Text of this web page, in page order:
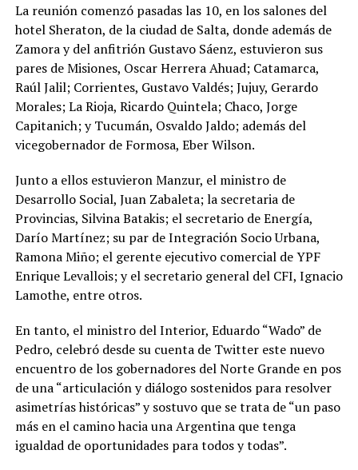
La reunión comenzó pasadas las 10, en los salones del
hotel Sheraton, de la ciudad de Salta, donde además de
Zamora y del anfitrión Gustavo Sáenz, estuvieron sus
pares de Misiones, Oscar Herrera Ahuad; Catamarca,
Raúl Jalil; Corrientes, Gustavo Valdés; Jujuy, Gerardo
Morales; La Rioja, Ricardo Quintela; Chaco, Jorge
Capitanich; y Tucumán, Osvaldo Jaldo; además del
vicegobernador de Formosa, Eber Wilson.
Junto a ellos estuvieron Manzur, el ministro de
Desarrollo Social, Juan Zabaleta; la secretaria de
Provincias, Silvina Batakis; el secretario de Energía,
Darío Martínez; su par de Integración Socio Urbana,
Ramona Miño; el gerente ejecutivo comercial de YPF
Enrique Levallois; y el secretario general del CFI, Ignacio
Lamothe, entre otros.
En tanto, el ministro del Interior, Eduardo “Wado” de
Pedro, celebró desde su cuenta de Twitter este nuevo
encuentro de los gobernadores del Norte Grande en pos
de una “articulación y diálogo sostenidos para resolver
asimetrías históricas” y sostuvo que se trata de “un paso
más en el camino hacia una Argentina que tenga
igualdad de oportunidades para todos y todas”.